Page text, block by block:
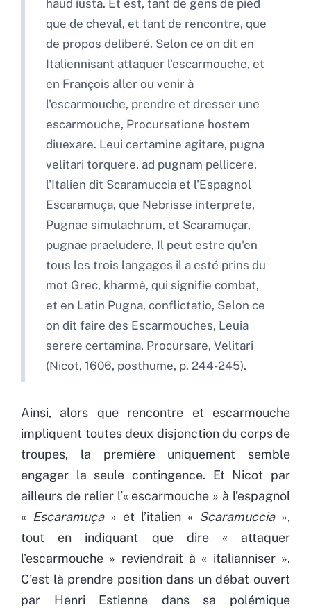
haud iusta. Et est, tant de gens de pied
que de cheval, et tant de rencontre, que
de propos deliberé. Selon ce on dit en
Italiennisant attaquer l'escarmouche, et
en François aller ou venir à
l'escarmouche, prendre et dresser une
escarmouche, Procursatione hostem
diuexare. Leui certamine agitare, pugna
velitari torquere, ad pugnam pellicere,
l'Italien dit Scaramuccia et l'Espagnol
Escaramuça, que Nebrisse interprete,
Pugnae simulachrum, et Scaramuçar,
pugnae praeludere, Il peut estre qu'en
tous les trois langages il a esté prins du
mot Grec, kharmê, qui signifie combat,
et en Latin Pugna, conflictatio, Selon ce
on dit faire des Escarmouches, Leuia
serere certamina, Procursare, Velitari
(Nicot, 1606, posthume, p. 244-245).
Ainsi, alors que rencontre et escarmouche
impliquent toutes deux disjonction du corps de
troupes, la première uniquement semble
engager la seule contingence. Et Nicot par
ailleurs de relier l’« escarmouche » à l’espagnol
« Escaramuça» et l’italien « Scaramuccia»,
tout en indiquant que dire « attaquer
l’escarmouche » reviendrait à « italianniser ».
C’est là prendre position dans un débat ouvert
par Henri Estienne dans sa polémique